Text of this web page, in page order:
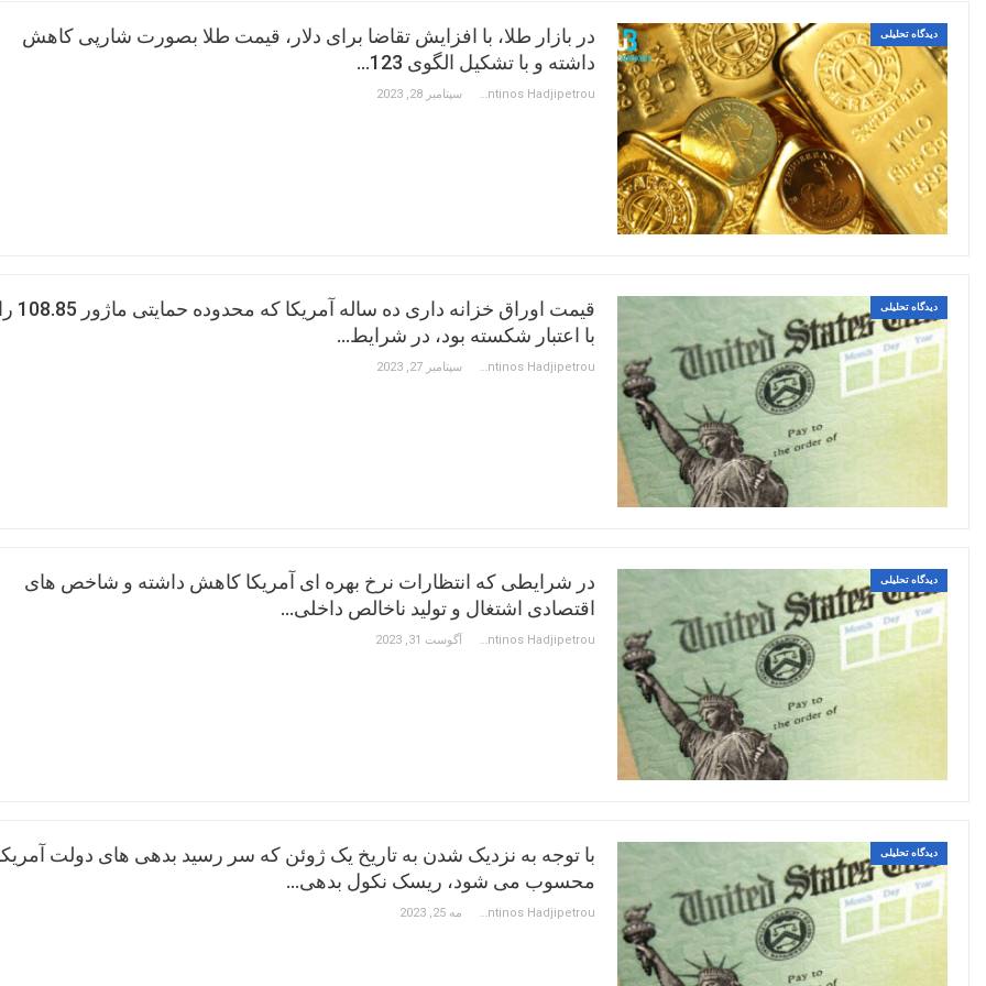
دیدگاه تحلیلی
در بازار طلا، با افزایش تقاضا برای دلار، قیمت طلا بصورت شارپی کاهش
داشته و با تشکیل الگوی 123…
Constantinos Hadjipetrou سپتامبر 28, 2023
دیدگاه تحلیلی
قیمت اوراق خزانه داری ده ساله آمریکا که محدوده حمایتی ماژور 108.85 را
با اعتبار شکسته بود، در شرایط…
Constantinos Hadjipetrou سپتامبر 27, 2023
دیدگاه تحلیلی
در شرایطی که انتظارات نرخ بهره ای آمریکا کاهش داشته و شاخص های
اقتصادی اشتغال و تولید ناخالص داخلی…
Constantinos Hadjipetrou آگوست 31, 2023
دیدگاه تحلیلی
با توجه به نزدیک شدن به تاریخ یک ژوئن که سر رسید بدهی های دولت
محسوب می شود، ریسک نکول بدهی…
Constantinos Hadjipetrou مه 25, 2023